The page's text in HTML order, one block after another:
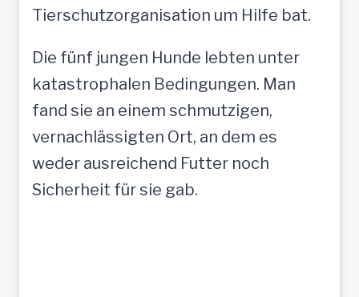
Tierschutzorganisation um Hilfe bat.
Die fünf jungen Hunde lebten unter
katastrophalen Bedingungen. Man
fand sie an einem schmutzigen,
vernachlässigten Ort, an dem es
weder ausreichend Futter noch
Sicherheit für sie gab.